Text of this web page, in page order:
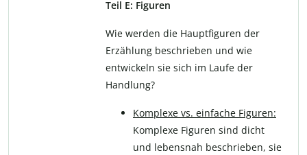
Teil E: Figuren
Wie werden die Hauptfiguren der
Erzählung beschrieben und wie
entwickeln sie sich im Laufe der
Handlung?
Komplexe vs. einfache Figuren:
Komplexe Figuren sind dicht
und lebensnah beschrieben, sie